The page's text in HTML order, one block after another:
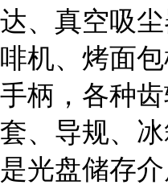
达、真空吸
啡机、烤面
手柄，各种
套、导规、
是光盘储存介